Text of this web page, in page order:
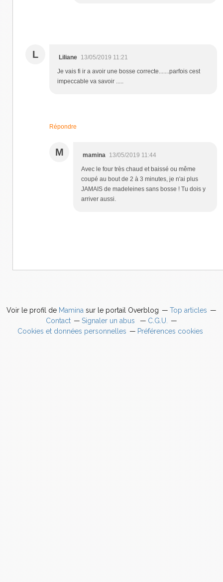
L Liliane 13/05/2019 11:21
Je vais fi ir a avoir une bosse correcte.......parfois cest
impeccable va savoir .....
Répondre
M mamina
13/05/2019 11:44
Avec le four très chaud et baissé ou même
coupé au bout de 2 à 3 minutes, je n'ai plus
JAMAIS de madeleines sans bosse ! Tu dois y
arriver aussi.
Voir le profil de Mamina sur le portail Overblog
Top articles
Contact
Signaler un abus
C.G.U.
Cookies et données personnelles
Préférences cookies